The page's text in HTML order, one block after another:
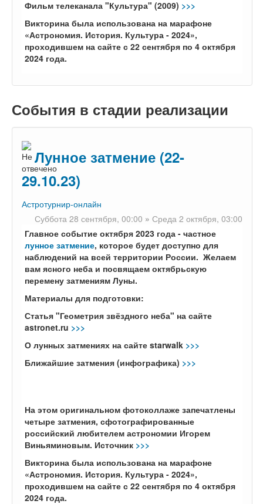
Фильм телеканала "Культура" (2009) >>>
Викторина была использована на марафоне
«Астрономия. История. Культура - 2024»,
проходившем на сайте с 22 сентября по 4 октября
2024 года.
События в стадии реализации
Лунное затмение (22-
29.10.23)
Астротурнир-онлайн
Суббота 28 сентября, 00:00 » Среда 2 октября, 03:00
Главное событие октября 2023 года - частное
лунное затмение, которое будет доступно для
наблюдений на всей территории России. Желаем
вам ясного неба и посвящаем октябрьскую
перемену затмениям Луны.
Материалы для подготовки:
Статья "Геометрия звёздного неба" на сайте
astronet.ru >>>
О лунных затмениях на сайте starwalk >>>
Ближайшие затмения (инфографика) >>>
На этом оригинальном фотоколлаже запечатлены
четыре затмения, сфотографированные
российский любителем астрономии Игорем
Виньяминовым. Источник >>>
Викторина была использована на марафоне
«Астрономия. История. Культура - 2024»,
проходившем на сайте с 22 сентября по 4 октября
2024 года.